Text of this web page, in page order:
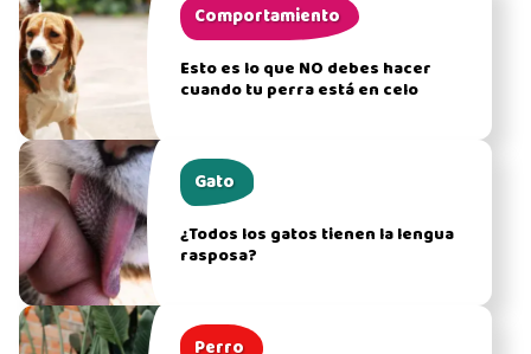
Comportamiento
Esto es lo que NO debes hacer
cuando tu perra está en celo
Gato
¿Todos los gatos tienen la lengua
rasposa?
Perro